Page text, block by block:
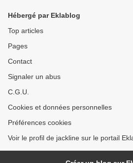
Hébergé par Eklablog
Top articles
Pages
Contact
Signaler un abus
C.G.U.
Cookies et données personnelles
Préférences cookies
Voir le profil de jackline sur le portail